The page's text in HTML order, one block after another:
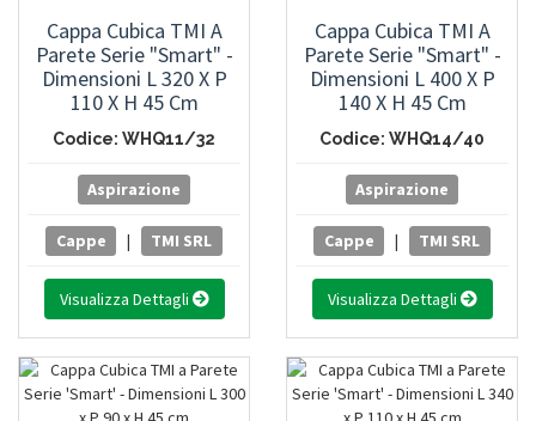
Cappa Cubica TMI A
Parete Serie "Smart" -
Dimensioni L 320 X P
110 X H 45 Cm
Codice: WHQ11/32
Aspirazione
Cappe | TMI SRL
Visualizza Dettagli
Cappa Cubica TMI A
Parete Serie "Smart" -
Dimensioni L 400 X P
140 X H 45 Cm
Codice: WHQ14/40
Aspirazione
Cappe | TMI SRL
Visualizza Dettagli